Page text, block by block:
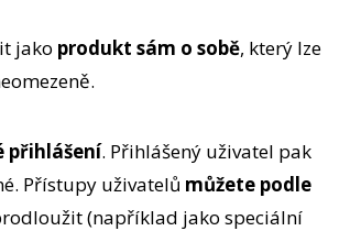
jako produkt sám o sobě, který lze
přihlášení. Přihlášený uživatel pak
Přístupy uživatelů můžete podle
(například jako speciální